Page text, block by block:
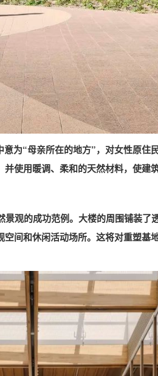
为“母亲所在的地方”，对女性原住
使用暖调、柔和的天然材料，使建
观的成功范例。大楼的周围铺装了
间和休闲活动场所。这将对重塑基